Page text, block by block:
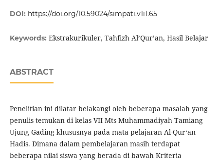
DOI: https://doi.org/10.59024/simpati.v1i1.65
Keywords: Ekstrakurikuler, Tahfizh Al’Qur’an, Hasil Belajar
ABSTRACT
Penelitian ini dilatar belakangi oleh beberapa masalah yang
penulis temukan di kelas VII Mts Muhammadiyah Tamiang
Ujung Gading khususnya pada mata pelajaran Al-Qur‘an
Hadis. Dimana dalam pembelajaran masih terdapat
beberapa nilai siswa yang berada di bawah Kriteria